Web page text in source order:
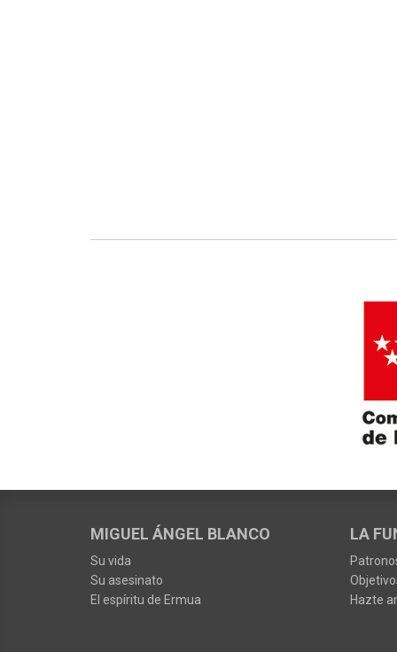
MIGUEL ÁNGEL BLANCO
Su vida
Su asesinato
El espíritu de Ermua
LA
Hazte